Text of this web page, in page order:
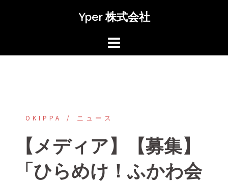
Yper 株式会社
OKIPPA ‎ニュース
【メディア】【募集】
「ひらめけ！ふかわ会